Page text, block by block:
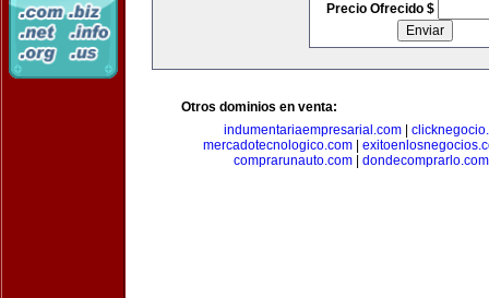
Precio Ofrecido $
Otros dominios en venta:
indumentariaempresarial.com
mercadotecnologico.com
comprarunauto.com| dondecomprarlo.com